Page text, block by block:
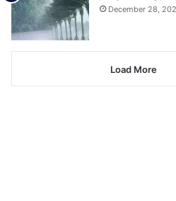
December 28,
Load More